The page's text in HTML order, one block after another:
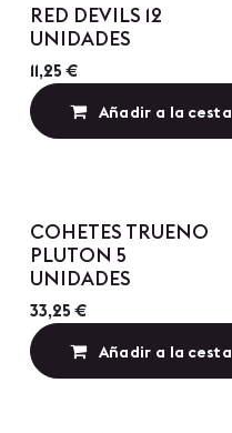
RED DEVILS 12
UNIDADES
11,25 €
Añadir a la cesta
Precio por Cantidad
COHETES TRUENO
PLUTON 5
UNIDADES
33,25 €
Añadir a la cesta